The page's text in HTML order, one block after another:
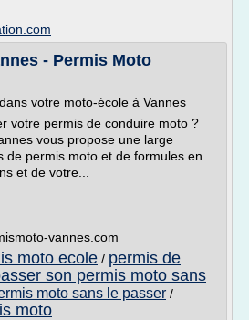
- Permis Moto
votre moto-école à Vannes
votre permis de conduire moto ?
vous propose une large
de permis moto et de formules en
et de votre...
vannes.com
moto ecole / permis de
son permis moto sans
moto sans le passer /
moto